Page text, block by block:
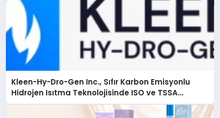
Kleen-Hy-Dro-Gen Inc., Sıfır Karbon Emisyonlu
Hidrojen Isıtma Teknolojisinde ISO ve TSSA
Düzenleyici Onaylarını Aldı